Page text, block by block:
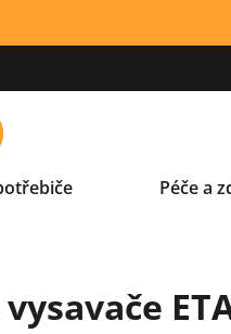
Péče a